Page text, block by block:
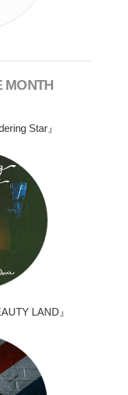
MONTH
Star』
LAND』